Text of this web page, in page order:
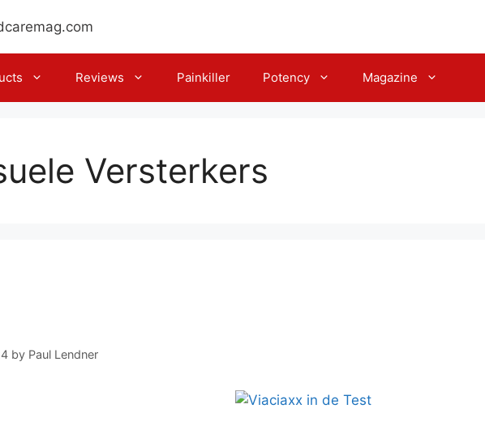
Reviews Painkiller Potency Magazine
Versterkers
by Paul Lendner